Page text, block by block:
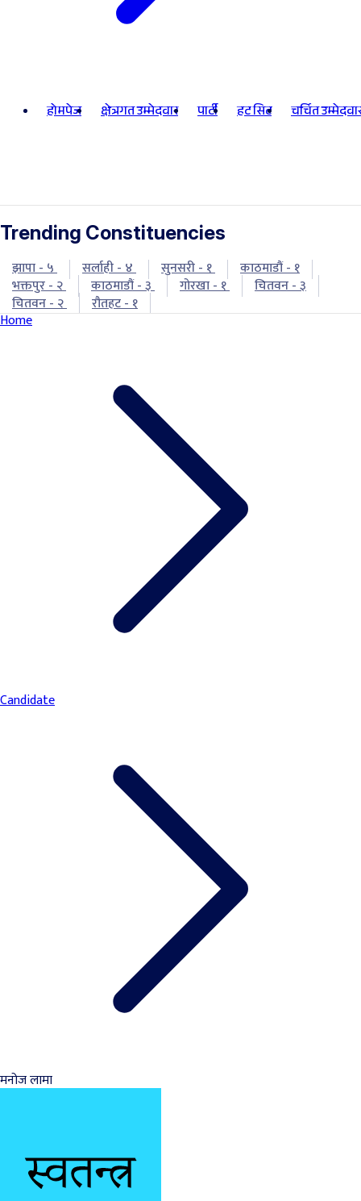
होमपेज क्षेत्रगत उम्मेदवार पार्टी हट सिट चर्चित
Trending Constituencies
झापा - ५ सर्लाही - ४ सुनसरी - १
काठमाडौं - १
भक्तपुर - २
काठमाडौं - ३ गोरखा - १
चितवन - ३
चितवन - २
रौतहट - १
Home
Candidate
मनोज लामा